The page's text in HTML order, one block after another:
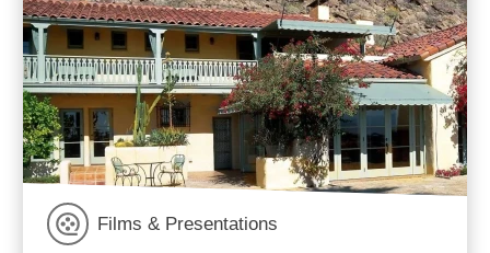
Films & Presentations